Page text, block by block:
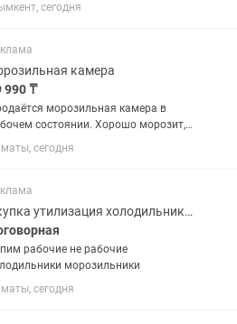
сегодня
камера
990 ₸
морозильная камера в
состоянии. Хорошо морозит,
держит температуру,
аккуратно. Подойдёт:
сегодня
Скупка утилизация холодильников
рабочие не рабочие
морозильники
сегодня